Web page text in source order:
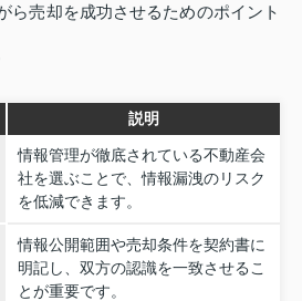
ら売却を成功させるためのポイント
説明
情報管理が徹底されている不動産会
社を選ぶことで、情報漏洩のリスク
を低減できます。
情報公開範囲や売却条件を契約書に
明記し、双方の認識を一致させるこ
とが重要です。